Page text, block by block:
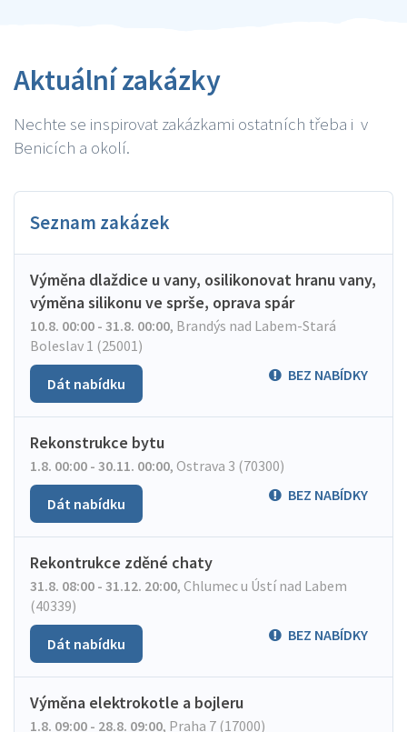
Aktuální zakázky
Nechte se inspirovat zakázkami ostatních třeba i v
Benicích a okolí.
Seznam zakázek
Výměna dlaždice u vany, osilikonovat hranu vany,
výměna silikonu ve sprše, oprava spár
10.8. 00:00 - 31.8. 00:00, Brandýs nad Labem-Stará
Boleslav 1 (25001)
BEZ NABÍDKY
Dát nabídku
Rekonstrukce bytu
1.8. 00:00 - 30.11. 00:00, Ostrava 3 (70300)
BEZ NABÍDKY
Dát nabídku
Rekontrukce zděné chaty
31.8. 08:00 - 31.12. 20:00, Chlumec u Ústí nad Labem
(40339)
BEZ NABÍDKY
Dát nabídku
Výměna elektrokotle a bojleru
1.8. 09:00 - 28.8. 09:00, Praha 7 (17000)